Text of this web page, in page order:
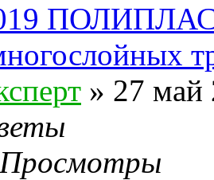
» 27 май
Просмотры